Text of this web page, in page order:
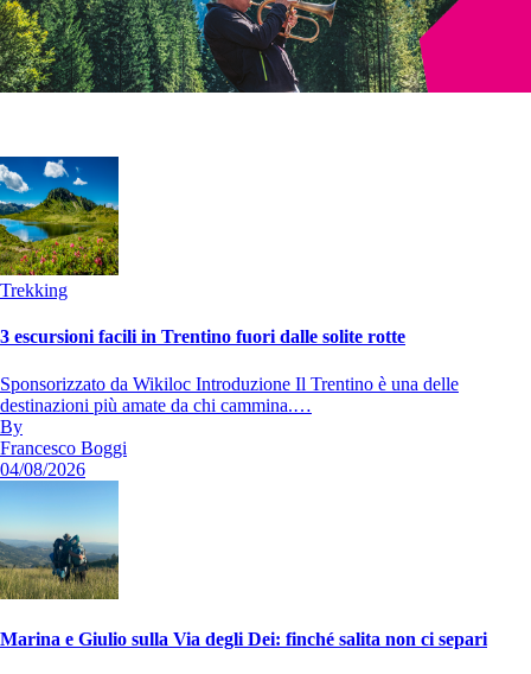
Trekking
3 escursioni facili in Trentino fuori dalle solite rotte
Sponsorizzato da Wikiloc Introduzione Il Trentino è una delle
destinazioni più amate da chi cammina.…
By
Francesco Boggi
04/08/2026
Marina e Giulio sulla Via degli Dei: finché salita non ci separi